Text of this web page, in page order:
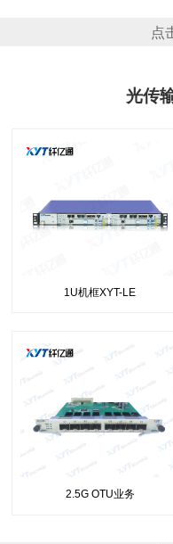
点
光传
1U机框XYT-LE
2.5G OTU业务